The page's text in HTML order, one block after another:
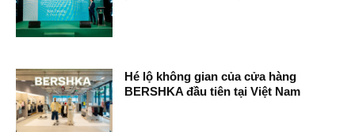
Hé lộ không gian của cửa hàng
BERSHKA đầu tiên tại Việt Nam